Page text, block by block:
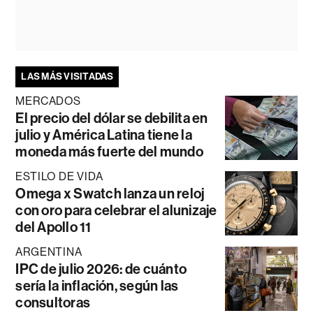
LAS MÁS VISITADAS
MERCADOS
El precio del dólar se debilita en
julio y América Latina tiene la
moneda más fuerte del mundo
ESTILO DE VIDA
Omega x Swatch lanza un reloj
con oro para celebrar el alunizaje
del Apollo 11
ARGENTINA
IPC de julio 2026: de cuánto
sería la inflación, según las
consultoras